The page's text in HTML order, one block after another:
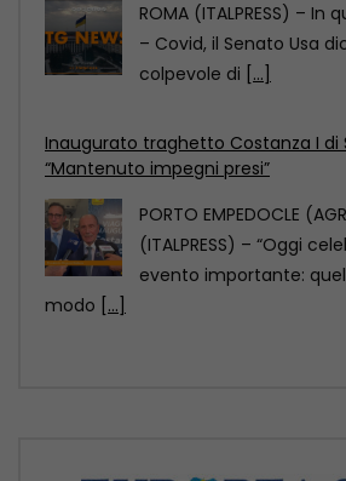
PORTO EMPEDOCLE
(ITALPRESS) – “Oggi
evento importante:
Comazzi “Gli animali non si
denunciate chi lo fa”
MILANO (ITALPRESS) –
abbandonano gli